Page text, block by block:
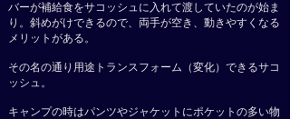
バーが補給食をサコッシュに入れて渡していたのが始ま
り。斜めがけできるので、両手が空き、動きやすくなる
メリットがある。
その名の通り用途 トランスフォーム（変化）できるサコ
ッシュ。
キャンプの時はパンツやジャケットにポケットの多い物